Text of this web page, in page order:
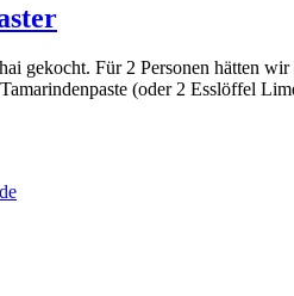
gekocht. Für 2 Personen hätten
(oder 2 Esslöffel